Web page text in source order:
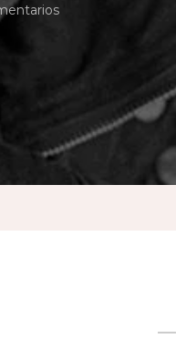
En
Discapacidad
Visual